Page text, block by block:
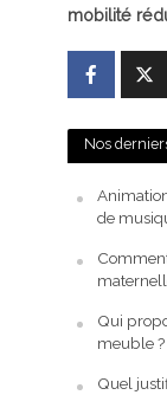
mobilité
Nos
de
Qui
meuble ?
Quel